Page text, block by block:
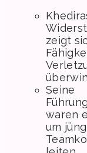
zeigt
Seine
waren
um